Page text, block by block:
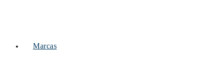
Marcas